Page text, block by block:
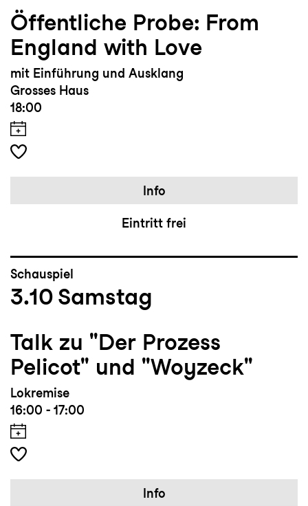
Öffentliche Probe: From
England with Love
mit Einführung und Ausklang
Grosses Haus
18:00
Info
Eintritt frei
Schauspiel
3.10 Samstag
Talk zu "Der Prozess
Pelicot" und "Woyzeck"
Lokremise
16:00 - 17:00
Info